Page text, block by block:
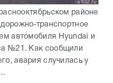
районе
транспортное
автомобиля Hyundai и
№21. Как сообщили
авария случилась у